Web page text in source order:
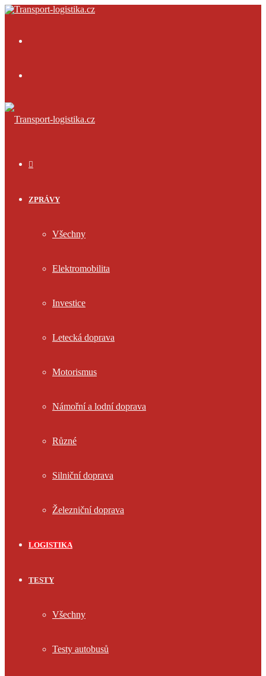
ZPRÁVY
Všechny
Elektromobilita
Investice
Letecká doprava
Motorismus
Námořní a lodní doprava
Různé
Silniční doprava
Železniční doprava
LOGISTIKA
TESTY
Všechny
Testy autobusů